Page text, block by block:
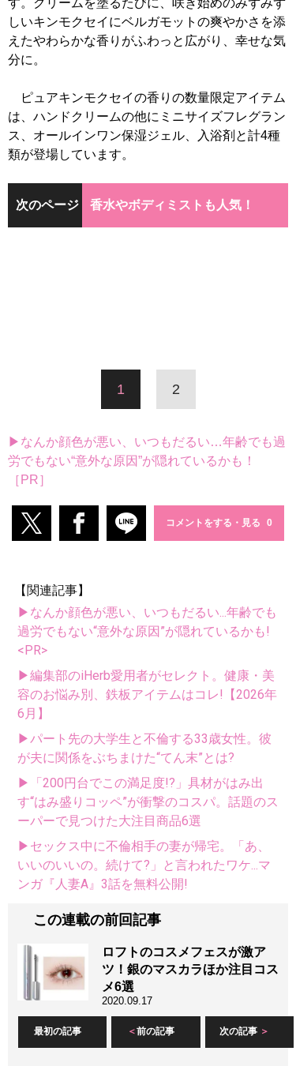
しいキンモクセイにベルガモットの爽やかさを添
えたやわらかな香りがふわっと広がり、幸せな気
分に。
ピュアキンモクセイの香りの数量限定アイテム
は、ハンドクリームの他にミニサイズフレグラン
ス、オールインワン保湿ジェル、入浴剤と計4種
類が登場しています。
次のページ 香水やボディミストも人気！
1 2
▶なんか顔色が悪い、いつもだるい…年齢でも過
労でもない“意外な原因”が隠れているかも！
［PR］
コメントをする・見る
【関連記事】
▶なんか顔色が悪い、いつもだるい...年齢でも
過労でもない“意外な原因”が隠れているかも!
<PR>
▶編集部のiHerb愛用者がセレクト。健康・美
容のお悩み別、鉄板アイテムはコレ!【2026年
6月】
▶パート先の大学生と不倫する33歳女性。彼
が夫に関係をぶちまけた“てん末”とは?
▶「200円台でこの満足度!?」具材がはみ出
す“はみ盛りコッペ”が衝撃のコスパ。話題のス
ーパーで見つけた大注目商品6選
▶セックス中に不倫相手の妻が帰宅。「あ、
いいのいいの。続けて?」と言われたワケ...マ
ンガ『人妻A』3話を無料公開!
この連載の前回記事
ロフトのコスメフェスが激ア
ツ！銀のマスカラほか注目コス
メ6選
2020.09.17
最初の記事 前の記事 次の記事